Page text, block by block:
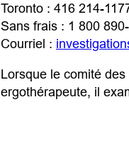
Toronto : 416 214-
Sans frais : 1 800
Courriel :
Lorsque le comité
ergothérapeute, il